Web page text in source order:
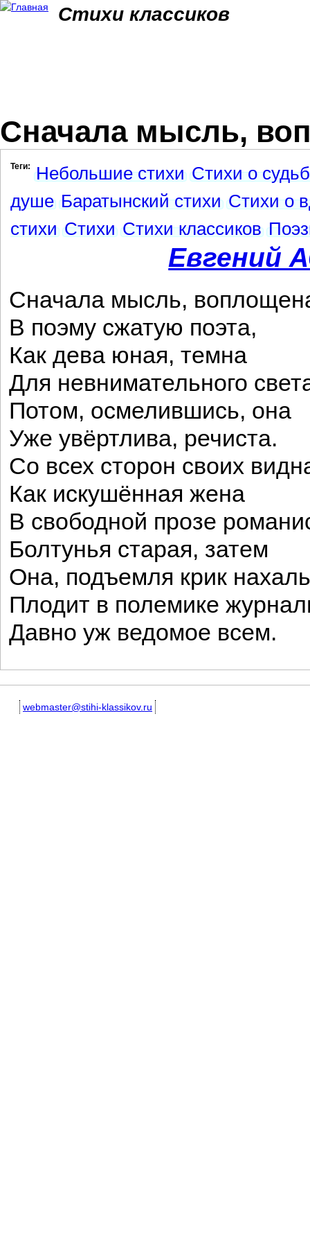
Стихи классиков
Сначала мысль,
Теги: Небольшие стихи Стихи о
душе Баратынский стихи Стихи о
стихи Стихи Стихи классиков
Евгений
Сначала мысль,
В поэму сжатую поэта,
Как дева юная, темна
Для невнимательного
Потом, осмелившись, она
Уже увёртлива, речиста.
Со всех сторон своих
Как искушённая жена
В свободной прозе
Болтунья старая, затем
Она, подъемля крик
Плодит в полемике
Давно уж ведомое всем.
webmaster@stihi-klassikov.ru